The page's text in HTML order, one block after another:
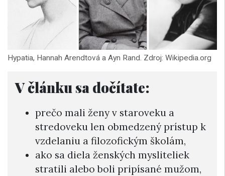
Hypatia, Hannah Arendtová a Ayn Rand. Zdroj: Wikipedia.org
V článku sa dočítate:
prečo mali ženy v staroveku a
stredoveku len obmedzený prístup k
vzdelaniu a filozofickým školám,
ako sa diela ženských mysliteliek
stratili alebo boli pripísané mužom,